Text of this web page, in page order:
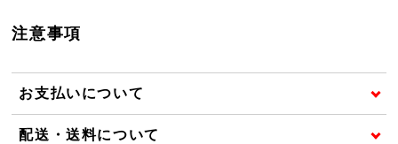
注意事項
お支払いについて
配送・送料について